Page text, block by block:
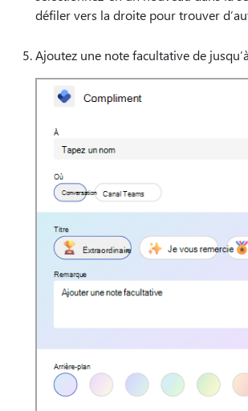
défiler vers la droite pour trouver
Ajoutez une note facultative de